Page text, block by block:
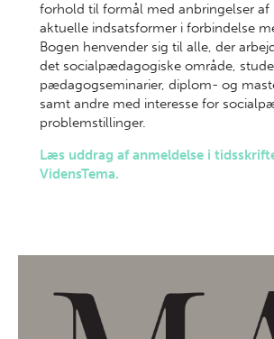
forhold til formål med anbringelser af
aktuelle indsatsformer i forbindelse
Bogen henvender sig til alle, der
det socialpædagogiske område,
pædagogseminarier, diplom- og
samt andre med interesse for
problemstillinger.
Læs uddrag af anmeldelse i
VidensTema.